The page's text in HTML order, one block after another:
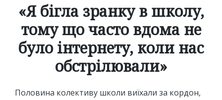
«Я бігла зранку в школу,
тому що часто вдома не
було інтернету, коли нас
обстрілювали»
Половина колективу школи виїхали за кордон,